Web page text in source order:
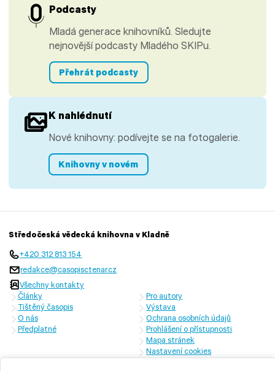
Podcasty
Mladá generace knihovníků. Sledujte
nejnovější podcasty Mladého SKIPu.
Přehrát podcasty
K nahlédnutí
Nové knihovny: podívejte se na fotogalerie.
Knihovny v novém
Středočeská vědecká knihovna v Kladně
+420 312 813 154
redakce@casopisctenar.cz
Všechny kontakty
Články
Tištěný časopis
O nás
Předplatné
Pro autory
Výstava
Ochrana osobních údajů
Prohlášení o přístupnosti
Mapa stránek
Nastavení cookies